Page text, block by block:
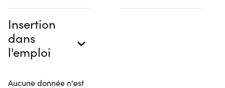
Insertion
dans
l'emploi
Aucune donnée n'est